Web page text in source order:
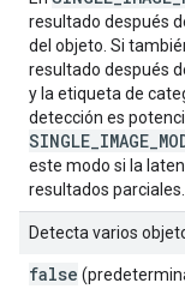
resultado después
del objeto. Si
resultado después
y la etiqueta de
detección es
este modo si la
resultados parciales.
Detecta varios
false